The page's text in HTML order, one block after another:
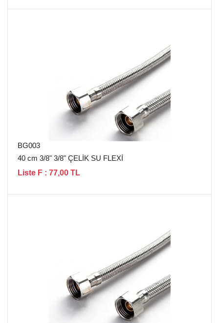
BG003
40 cm 3/8" 3/8" ÇELİK SU FLEXİ
Liste F : 77,00 TL